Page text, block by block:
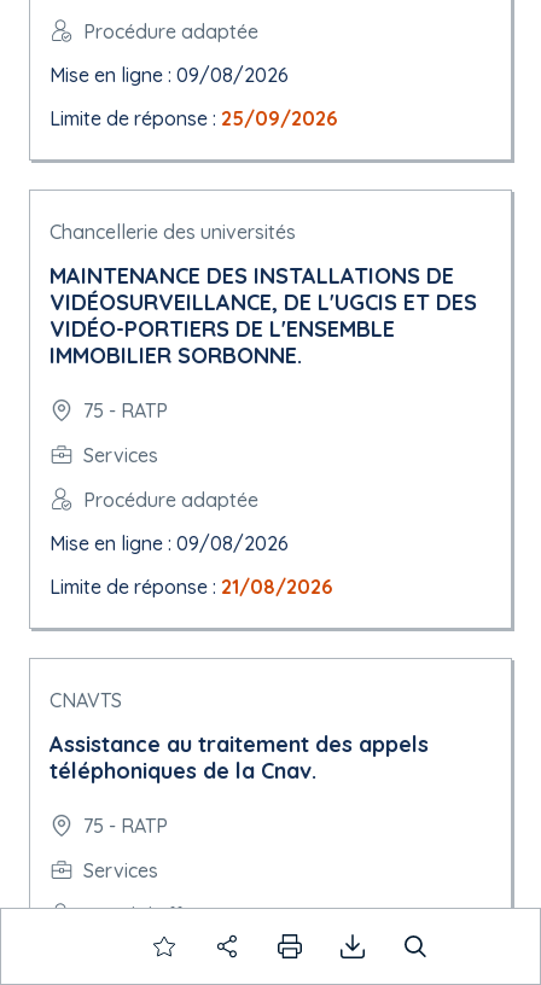
Procédure adaptée
Mise en ligne : 09/08/2026
Limite de réponse : 25/09/2026
Chancellerie des universités
MAINTENANCE DES INSTALLATIONS DE
VIDÉOSURVEILLANCE, DE L'UGCIS ET DES
VIDÉO-PORTIERS DE L'ENSEMBLE
IMMOBILIER SORBONNE.
75 - RATP
Services
Procédure adaptée
Mise en ligne : 09/08/2026
Limite de réponse : 21/08/2026
CNAVTS
Assistance au traitement des appels
téléphoniques de la Cnav.
75 - RATP
Services
Appel d'offres ouvert
Mise en ligne : 09/08/2026